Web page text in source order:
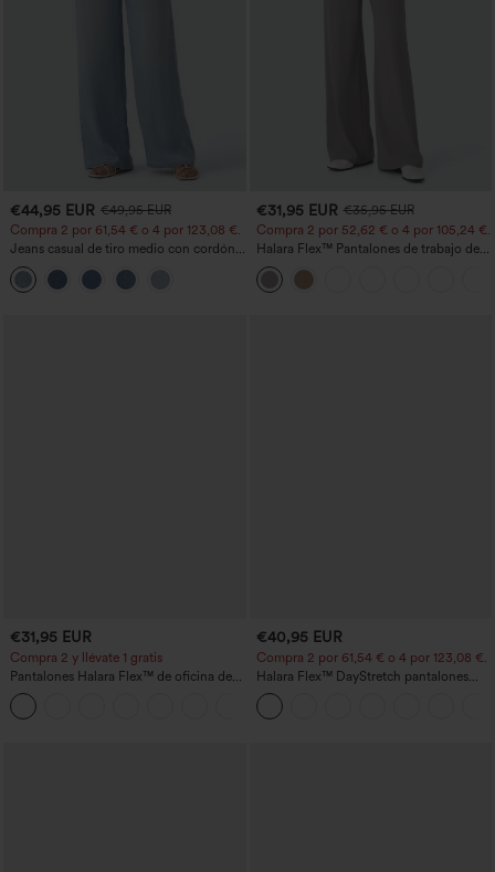
€44,95 EUR €49,95 EUR
Compra 2 por 61,54 € o 4 por 123,08 €.
Jeans casual de tiro medio con cordón y
bolsillos
€31,95 EUR €35,95 EUR
Compra 2 por 52,62 € o 4 por 105,24 €.
Halara Flex™ Pantalones de trabajo de
talle alto, moldeadores del cuerpo, que
estilizan la cintura, con bolsillos, de
pierna ancha en micro‑waffle
€31,95 EUR
Compra 2 y llévate 1 gratis
Pantalones Halara Flex™ de oficina de
tiro alto ligeramente acampanados con
bolsillos
€40,95 EUR
Compra 2 por 61,54 € o 4 por 123,08 €.
Halara Flex™ DayStretch pantalones
acampanados de trabajo de tiro medio
con bolsillo lateral con cremallera